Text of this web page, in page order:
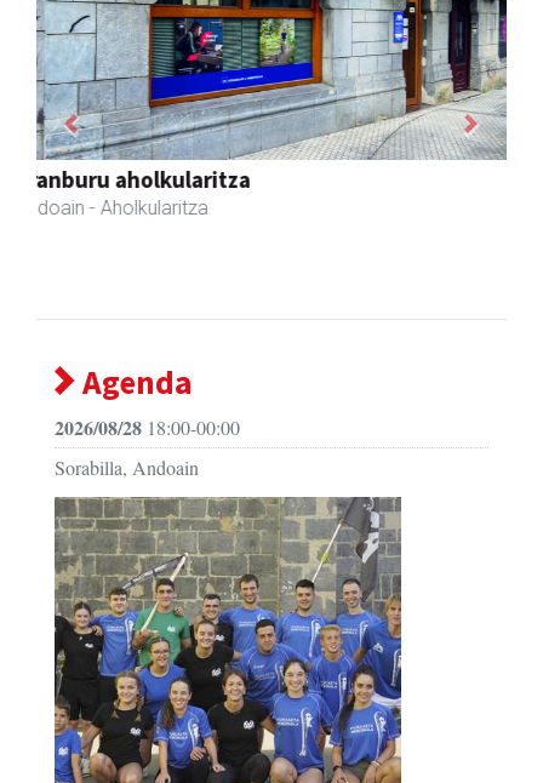
Bastero Kulturgunea
Andoain - Kulturguneak
Previous Next
Agenda
2026/08/28 18:00-00:00
Sorabilla, Andoain